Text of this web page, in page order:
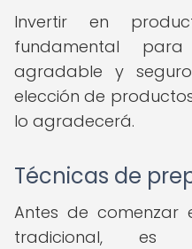
Invertir en
fundamental
agradable y
elección de
lo agradecerá.
Técnicas de
Antes de comenzar
tradicional, es